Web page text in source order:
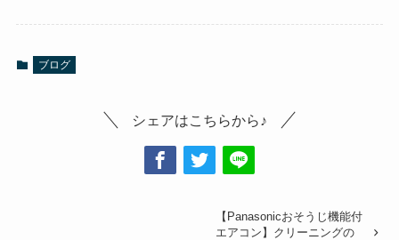
ブログ
シェアはこちらから♪
【Panasonicおそうじ機能付
エアコン】クリーニングの